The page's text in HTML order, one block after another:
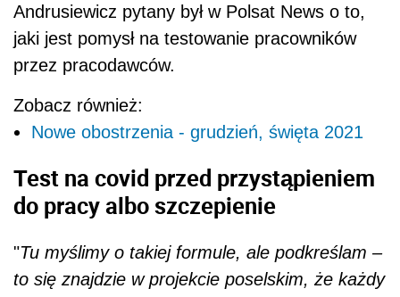
Andrusiewicz pytany był w Polsat News o to,
jaki jest pomysł na testowanie pracowników
przez pracodawców.
Zobacz również:
Nowe obostrzenia - grudzień, święta 2021
Test na covid przed przystąpieniem
do pracy albo szczepienie
"Tu myślimy o takiej formule, ale podkreślam –
to się znajdzie w projekcie poselskim, że każdy